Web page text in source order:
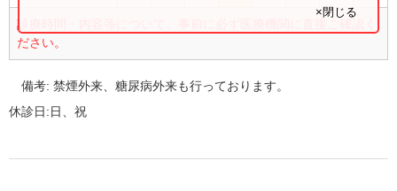
診療時間・内容等について、事前に必ず医療機関に直接ご確認く
ださい。
×閉じる
備考:禁煙外来、糖尿病外来も行っております。
休診日:日、祝